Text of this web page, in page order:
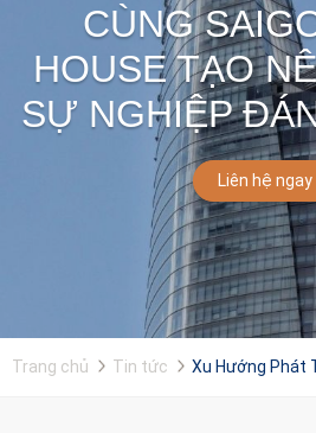
CÙNG
HOUSE TẠO
SỰ NGHIỆP
Liên hệ ngay
Trang chủ Tin tức Xu Hướng Phát